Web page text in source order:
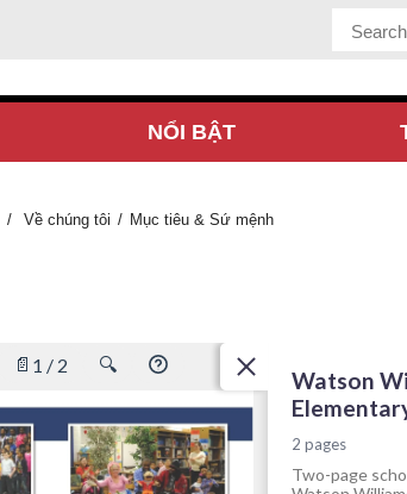
Website
NỔI BẬT
Về chúng tôi Mục tiêu & Sứ mệnh